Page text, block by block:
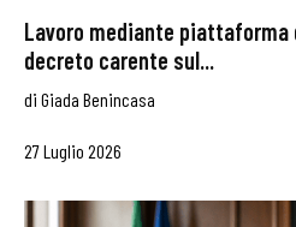
Lavoro mediante piattaforma
decreto carente sul...
di Giada Benincasa
27 Luglio 2026